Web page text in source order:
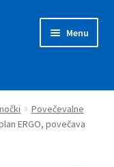
Menu
menu
Expand
Povečevalne
ERGO, povečava